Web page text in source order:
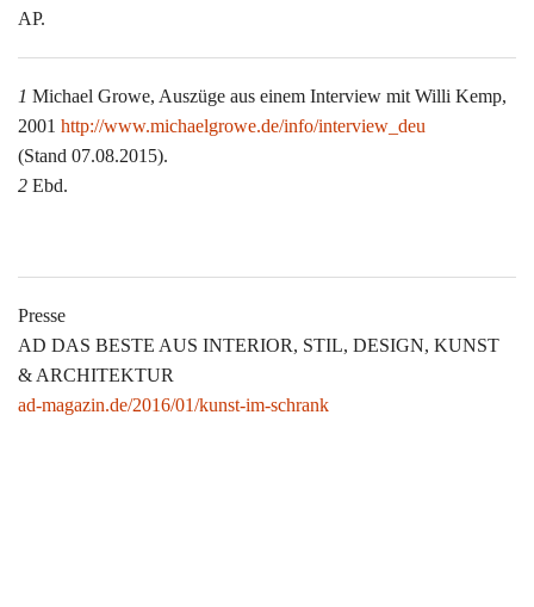
AP.
1 Michael Growe, Auszüge aus einem Interview mit Willi Kemp,
2001 http://www.michaelgrowe.de/info/interview_deu
(Stand 07.08.2015).
2 Ebd.
Presse
AD DAS BESTE AUS INTERIOR, STIL, DESIGN, KUNST
& ARCHITEKTUR
ad-magazin.de/2016/01/kunst-im-schrank